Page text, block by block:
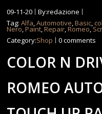
09-11-20
By:redazione
Tag:Alfa,Automotive,Basic,
Nero,Paint,Repair,Romeo,
Category:Shop 0 comments
COLOR N
ROMEO